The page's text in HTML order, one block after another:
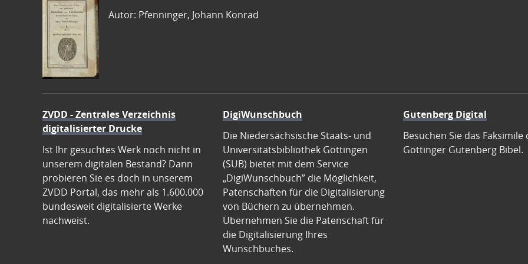
Autor: Pfenninger, Johann Konrad
ZVDD - Zentrales Verzeichnis
digitalisierter Drucke
Ist Ihr gesuchtes Werk noch nicht in
unserem digitalen Bestand? Dann
probieren Sie es doch in unserem
ZVDD Portal, das mehr als 1.600.000
bundesweit digitalisierte Werke
nachweist.
DigiWunschbuch
Die Niedersächsische Staats- und
Universitätsbibliothek Göttingen
(SUB) bietet mit dem Service
„DigiWunschbuch” die Möglichkeit,
Patenschaften für die Digitalisierung
von Büchern zu übernehmen.
Übernehmen Sie die Patenschaft für
die Digitalisierung Ihres
Wunschbuches.
Gutenberg Digital
Besuchen Sie das Faksimile
Göttinger Gutenberg Bibel.